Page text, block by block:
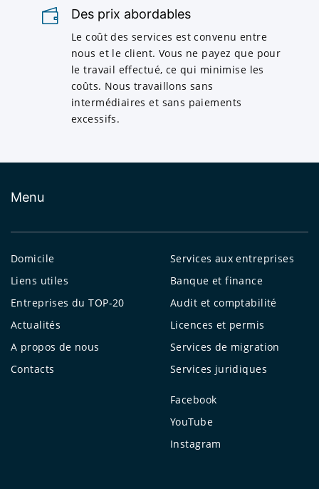
Des prix abordables
Le coût des services est convenu entre
nous et le client. Vous ne payez que pour
le travail effectué, ce qui minimise les
coûts. Nous travaillons sans
intermédiaires et sans paiements
excessifs.
Menu
Domicile
Liens utiles
Entreprises du TOP-20
Actualités
A propos de nous
Contacts
Services aux entreprises
Banque et finance
Audit et comptabilité
Licences et permis
Services de migration
Services juridiques
Facebook
YouTube
Instagram